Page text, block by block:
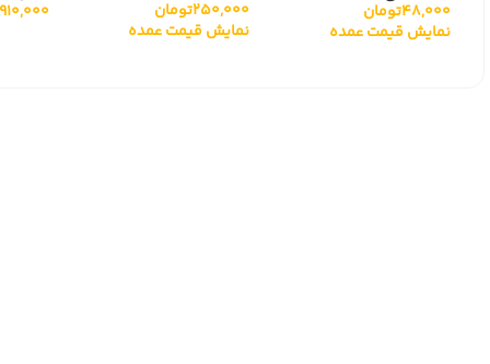
سرامیکی 110 درجه
48,000تومان
نمایش قیمت عمده
مایکروویو
250,000تومان
نمایش قیمت عمده
پیرکس